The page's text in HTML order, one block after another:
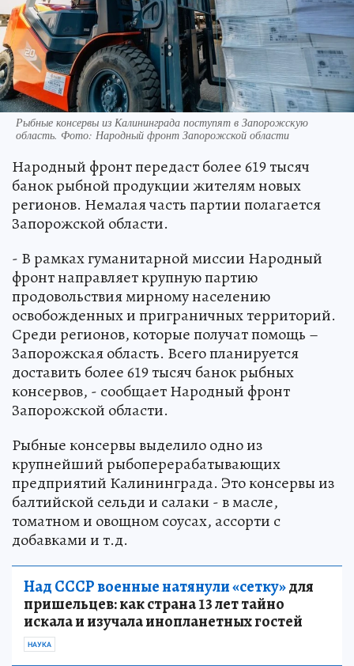
Рыбные консервы из Калининграда поступят в Запорожскую
область. Фото: Народный фронт Запорожской области
Народный фронт передаст более 619 тысяч
банок рыбной продукции жителям новых
регионов. Немалая часть партии полагается
Запорожской области.
- В рамках гуманитарной миссии Народный
фронт направляет крупную партию
продовольствия мирному населению
освобожденных и приграничных территорий.
Среди регионов, которые получат помощь –
Запорожская область. Всего планируется
доставить более 619 тысяч банок рыбных
консервов, - сообщает Народный фронт
Запорожской области.
Рыбные консервы выделило одно из
крупнейший рыбоперерабатывающих
предприятий Калининграда. Это консервы из
балтийской сельди и салаки - в масле,
томатном и овощном соусах, ассорти с
добавками и т.д.
Над СССР военные натянули «сетку»для
пришельцев: как страна 13 лет тайно
искала и изучала инопланетных гостей
НАУКА